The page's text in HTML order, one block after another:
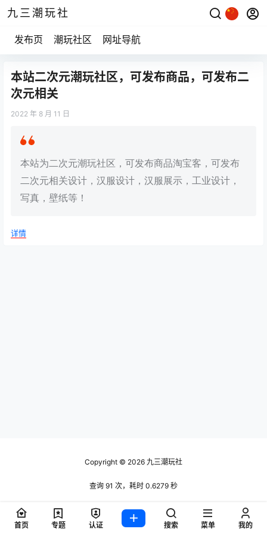
九三潮玩社
发布页 潮玩社区 网址导航
本站二次元潮玩社区，可发布商品，可发布二
次元相关
2022 年 8 月 11 日
本站为二次元潮玩社区，可发布商品淘宝客，可发布
二次元相关设计，汉服设计，汉服展示，工业设计，
写真，壁纸等！
详情
Copyright © 2026 九三潮玩社
查询 91 次，耗时 0.6279 秒
首页 专题 认证 搜索 菜单 我的